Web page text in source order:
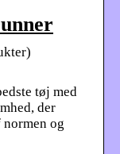
tøj med
der
og